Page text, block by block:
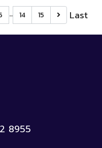
รออกแบบการเรียนรู้แบบใหม่
… 14 15 Last
8955